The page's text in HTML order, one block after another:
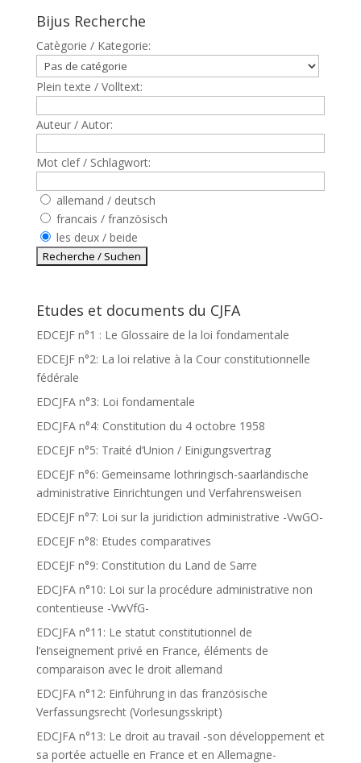
Bijus Recherche
Catègorie / Kategorie:
Plein texte / Volltext:
Auteur / Autor:
Mot clef / Schlagwort:
allemand / deutsch
francais / französisch
les deux / beide
Etudes et documents du CJFA
EDCEJF n°1 : Le Glossaire de la loi fondamentale
EDCEJF n°2: La loi relative à la Cour constitutionnelle
fédérale
EDCJFA n°3: Loi fondamentale
EDCJFA n°4: Constitution du 4 octobre 1958
EDCEJF n°5: Traité d’Union / Einigungsvertrag
EDCEJF n°6: Gemeinsame lothringisch-saarländische
administrative Einrichtungen und Verfahrensweisen
EDCEJF n°7: Loi sur la juridiction administrative -VwGO-
EDCEJF n°8: Etudes comparatives
EDCEJF n°9: Constitution du Land de Sarre
EDCJFA n°10: Loi sur la procédure administrative non
contentieuse -VwVfG-
EDCJFA n°11: Le statut constitutionnel de
l’enseignement privé en France, éléments de
comparaison avec le droit allemand
EDCJFA n°12: Einführung in das französische
Verfassungsrecht (Vorlesungsskript)
EDCJFA n°13: Le droit au travail -son développement et
sa portée actuelle en France et en Allemagne-